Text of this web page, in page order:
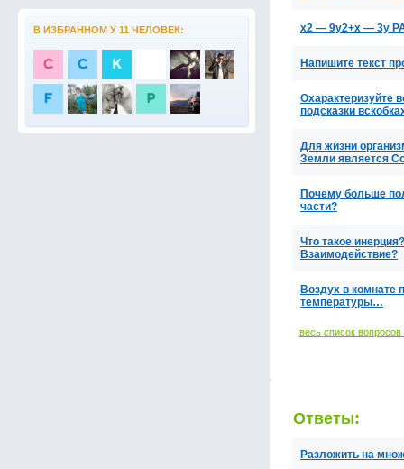
В ИЗБРАННОМ У 11 ЧЕЛОВЕК: x2 — 9y2+x — 3y
Напишите текст
Охарактеризуйте
подсказки
Для жизни
Земли является
Почему больше
части?
Что такое
Взаимодействие?
Воздух в комнате
температуры…
весь список вопросов
Ответы:
Разложить на